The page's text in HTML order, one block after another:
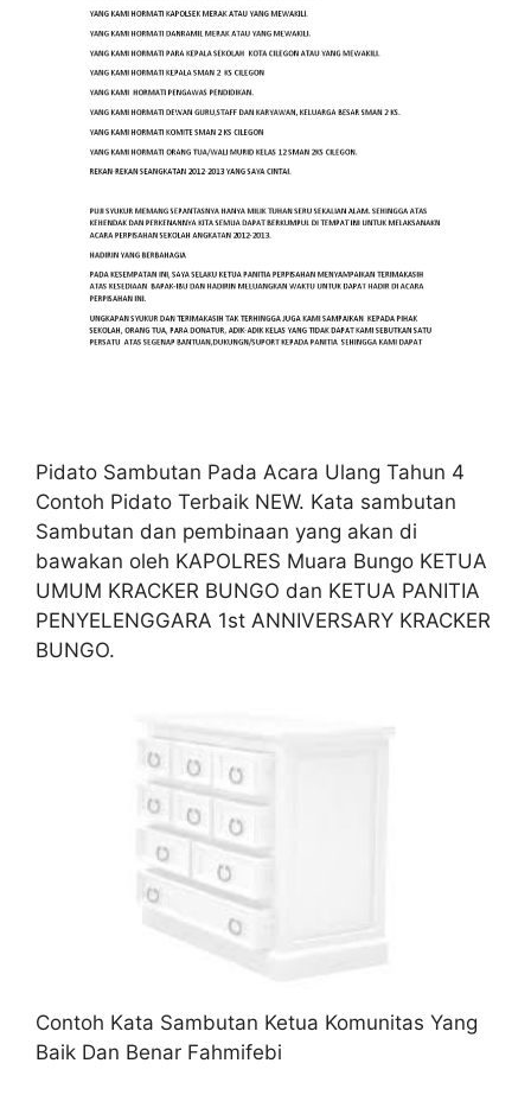
Pidato Sambutan Pada Acara Ulang Tahun 4
Contoh Pidato Terbaik NEW. Kata sambutan
Sambutan dan pembinaan yang akan di
bawakan oleh KAPOLRES Muara Bungo KETUA
UMUM KRACKER BUNGO dan KETUA PANITIA
PENYELENGGARA 1st ANNIVERSARY KRACKER
BUNGO.
Contoh Kata Sambutan Ketua Komunitas Yang
Baik Dan Benar Fahmifebi